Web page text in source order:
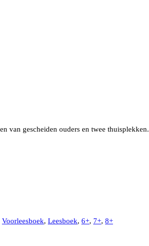
van gescheiden ouders en twee thuisplekken.
Voorleesboek, Leesboek, 6+, 7+, 8+